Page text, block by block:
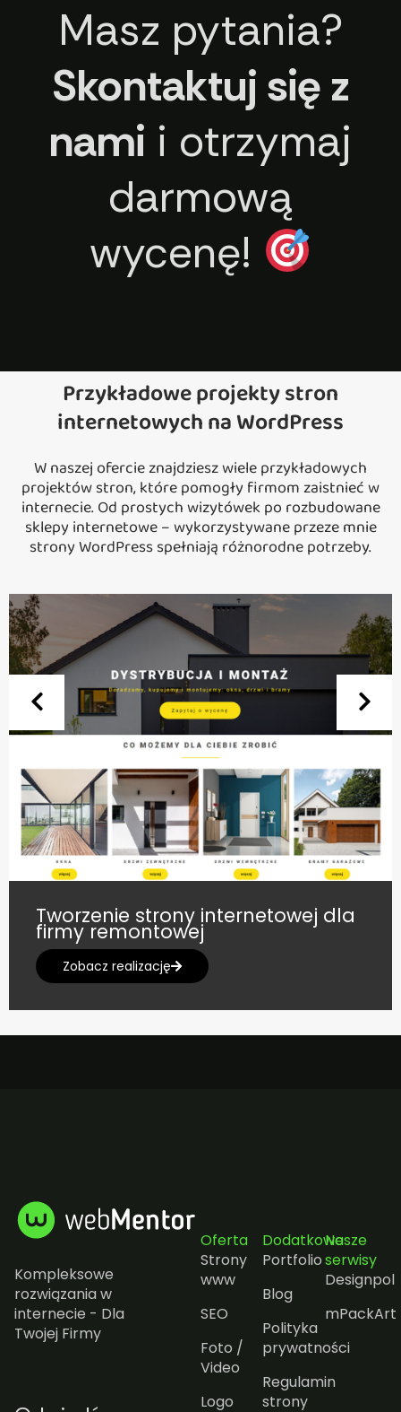
Masz pytania?
Skontaktuj się z
nami i otrzymaj
darmową
wycenę!
Przykładowe projekty stron
internetowych na WordPress
W naszej ofercie znajdziesz wiele przykładowych
projektów stron, które pomogły firmom zaistnieć w
internecie. Od prostych wizytówek po rozbudowane
sklepy internetowe – wykorzystywane przeze mnie
strony WordPress spełniają różnorodne potrzeby.
Tworzenie strony internetowej dla
firmy remontowej
Zobacz realizację
Kompleksowe
rozwiązania w
internecie - Dla
Twojej Firmy
Oferta
Strony
www
SEO
Foto /
Video
Logo
Dodatkowe
Portfolio
Blog
Polityka
prywatności
Regulamin
strony
Nasze
serwisy
Designpol
mPackArt